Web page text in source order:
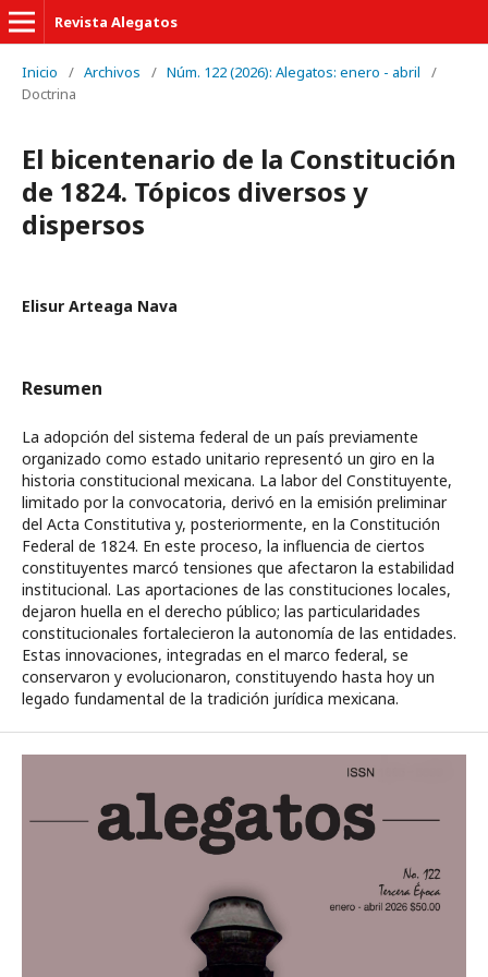
Revista Alegatos
Inicio / Archivos / Núm. 122 (2026): Alegatos: enero - abril
/
Doctrina
El bicentenario de la Constitución
de 1824. Tópicos diversos y
dispersos
Elisur Arteaga Nava
Resumen
La adopción del sistema federal de un país previamente
organizado como estado unitario representó un giro en la
historia constitucional mexicana. La labor del Constituyente,
limitado por la convocatoria, derivó en la emisión preliminar
del Acta Constitutiva y, posteriormente, en la Constitución
Federal de 1824. En este proceso, la influencia de ciertos
constituyentes marcó tensiones que afectaron la estabilidad
institucional. Las aportaciones de las constituciones locales,
dejaron huella en el derecho público; las particularidades
constitucionales fortalecieron la autonomía de las entidades.
Estas innovaciones, integradas en el marco federal, se
conservaron y evolucionaron, constituyendo hasta hoy un
legado fundamental de la tradición jurídica mexicana.